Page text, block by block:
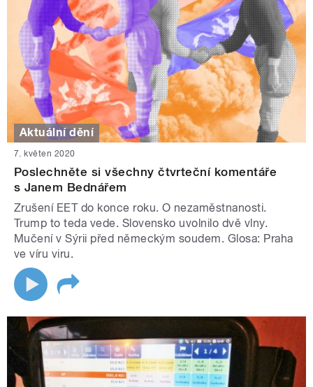
Aktuální dění
7. květen 2020
Poslechněte si všechny čtvrteční komentáře
s Janem Bednářem
Zrušení EET do konce roku. O nezaměstnanosti.
Trump to teda vede. Slovensko uvolnilo dvě vlny.
Mučení v Sýrii před německým soudem. Glosa: Praha
ve víru viru.